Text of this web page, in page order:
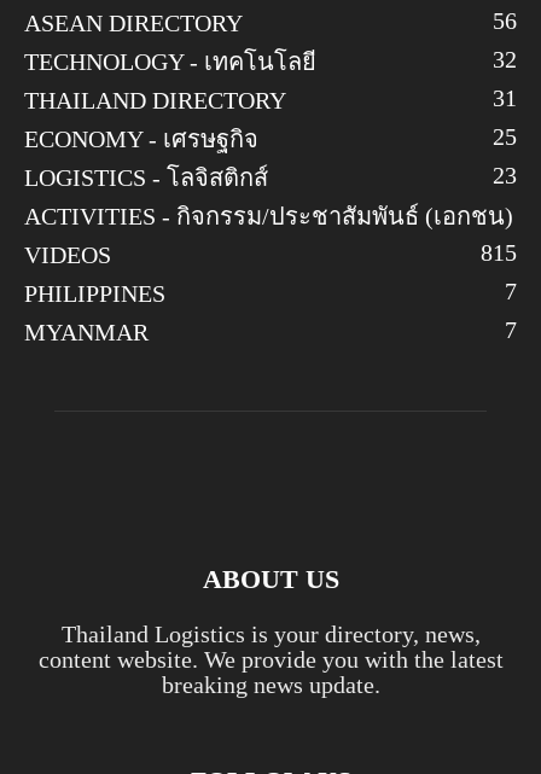
ASEAN DIRECTORY
56
TECHNOLOGY - เทคโนโลยี
32
THAILAND DIRECTORY
31
ECONOMY - เศรษฐกิจ
25
LOGISTICS - โลจิสติกส์
23
ACTIVITIES - กิจกรรม/ประชาสัมพันธ์ (เอกชน)
15
VIDEOS
8
PHILIPPINES
7
MYANMAR
7
ABOUT US
Thailand Logistics is your directory, news,
content website. We provide you with the latest
breaking news update.